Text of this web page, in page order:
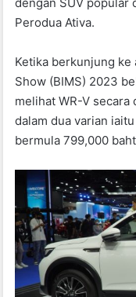
k
Perodua Ativa.
Ketika berkunjung
Show (BIMS) 2023
melihat WR-V secara
dalam dua varian
bermula 799,000